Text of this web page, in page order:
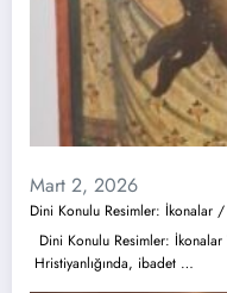
Mart 2, 2026
Dini Konulu Resimler: İkonalar
Dini Konulu Resimler:
Hristiyanlığında, ibadet …